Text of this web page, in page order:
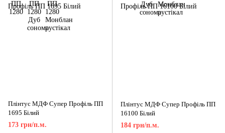
Плінтус МДФ Супер Профіль ПП
1695 Білий
173 грн/п.м.
Плінтус МДФ Супер Профіль ПП
16100 Білий
184 грн/п.м.